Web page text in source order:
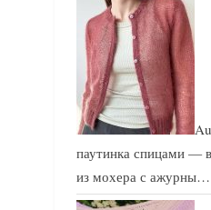
паутинка спицами —
из мохера с ажурны…